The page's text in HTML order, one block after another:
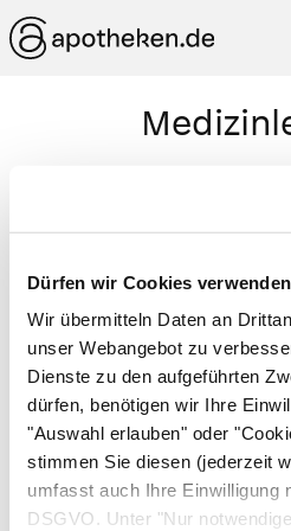
Dürfen wir Cookies
Wir übermitteln Daten an
unser Webangebot zu
Dienste zu den aufgeführten
dürfen, benötigen wir Ihre
"Auswahl erlauben" oder
stimmen Sie diesen (jederzeit
umfasst auch Ihre Einwilligung
DSGVO. Unter "Nur
Eignung eines Patienten
eine Operation muss der
mitbringen. So ist die
Patienten mit
Lungeninsuffizienz,
oder Schock z.B. nicht
Der Begriff Operabilität
hinaus die Möglichkeit,